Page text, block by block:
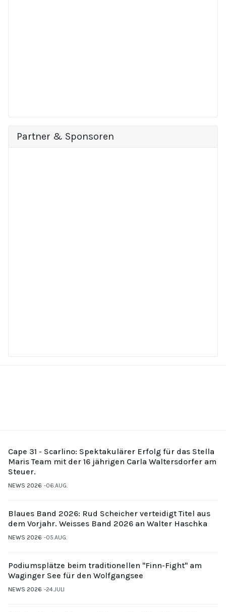
Partner & Sponsoren
Cape 31 - Scarlino: Spektakulärer Erfolg für das Stella
Maris Team mit der 16 jährigen Carla Waltersdorfer am
Steuer.
NEWS 2026 06.AUG.
Blaues Band 2026: Rud Scheicher verteidigt Titel aus
dem Vorjahr. Weisses Band 2026 an Walter Haschka
NEWS 2026 05.AUG.
Podiumsplätze beim traditionellen "Finn-Fight" am
Waginger See für den Wolfgangsee
NEWS 2026 24.JULI